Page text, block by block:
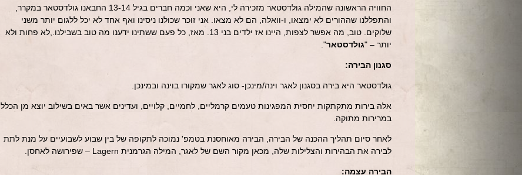
החוויה הראשונה שהמילה גולדסטאר מזכירה לי, היא שאני וכמה חברים בגיל 13-14 החבאנו גולדסטאר במקרר,
והתפללנו שההורים לא ימצאו, ו-וואלה, הם לא מצאו. אני זוכר שכולנו ניסינו ואף אחד לא יכל ללגום יותר משני
שלוקים. טוב, מה אפשר לצפות, היינו אז ילדים בני 13. מאז, כל פעם ששתינו ידענו מה טוב בשבילנו.,לא פחות ולא
יותר – "גולדסטאר".
סגנון הבירה:
גולדסטאר היא בירה בסגנון לאגר וינה/מינכן- סוג לאגר שמקורו בוינה ובמינכן.
אלה בירות מתקתקות יחסית המפגינות טעמים קרמליים, לחמיים, קלויים, ועדינים אשר באים בשילוב יוצא מן הכלל
במרירות מתוקה.
לאחר סיום תהליך ההכנה של הבירה, הבירה מאוחסנת בטמפ' נמוכה לתקופה של בין שבוע לשבועיים על מנת לתת
לבירה את הבהירות והצלילות שלה, מכאן מקור השם של לאגר, המילה הגרמנית Lagern – שפירושה לאחסן.
הבירה עצמה: